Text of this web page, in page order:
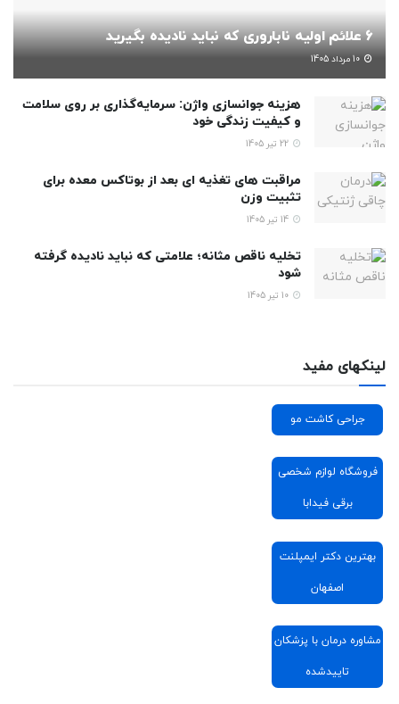
6 علائم اولیه ناباروری که نباید نادیده بگیرید
هزینه جوانسازی واژن: سرمایه‌گذاری بر روی سلامت
و کیفیت زندگی خود
مراقبت های تغذیه ای بعد از بوتاکس معده برای
تثبیت وزن
تخلیه ناقص مثانه؛ علامتی که نباید نادیده گرفته
شود
لینکهای مفید
جراحی کاشت مو
فروشگاه لوازم شخصی
برقی فیدابا
بهترین دکتر ایمپلنت
اصفهان
مشاوره درمان با پزشکان
تاییدشده